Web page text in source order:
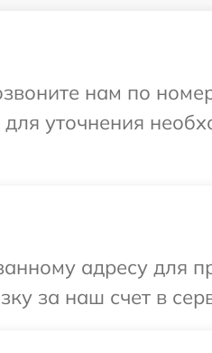
нам по
уточнения
адресу для
за наш счет в